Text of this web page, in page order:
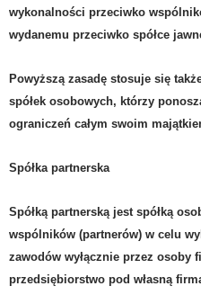
wykonalności przeciwko
wydanemu przeciwko spółce
Powyższą zasadę stosuje się
spółek osobowych, którzy
ograniczeń całym swoim
Spółka partnerska
Spółką partnerską jest spółką
wspólników (partnerów) w celu
zawodów wyłącznie przez osoby
przedsiębiorstwo pod własną